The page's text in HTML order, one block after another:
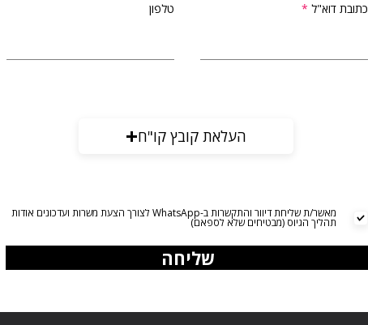
טלפון כתובת דוא"ל
העלאת קובץ קו"ח
מאשר/ת שליחת דיוור והתקשרות ב-WhatsApp לצורך הצעת משרות ועדכונים אודות
תהליך הגיוס (מבטיחים שלא לספאם)
שליחה